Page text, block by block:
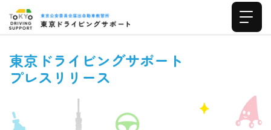
東京ドライビングサポート
プレスリリース